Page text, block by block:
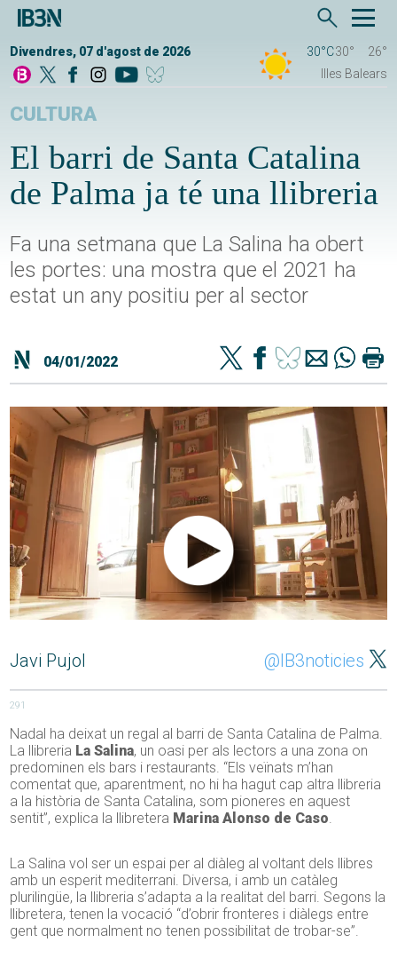
Divendres, 07 d'agost de 2026 30°C30°
26°
Illes Balears
CULTURA
El barri de Santa Catalina
de Palma ja té una llibreria
Fa una setmana que La Salina ha obert
les portes: una mostra que el 2021 ha
estat un any positiu per al sector
04/01/2022
Javi Pujol @IB3noticies
291
Nadal ha deixat un regal al barri de Santa Catalina de Palma.
La llibreria La Salina, un oasi per als lectors a una zona on
predominen els bars i restaurants. “Els veïnats m’han
comentat que, aparentment, no hi ha hagut cap altra llibreria
a la història de Santa Catalina, som pioneres en aquest
sentit”, explica la llibretera Marina Alonso de Caso.
La Salina vol ser un espai per al diàleg al voltant dels llibres
amb un esperit mediterrani. Diversa, i amb un catàleg
plurilingüe, la llibreria s’adapta a la realitat del barri. Segons la
llibretera, tenen la vocació “d’obrir fronteres i diàlegs entre
gent que normalment no tenen possibilitat de trobar-se”.